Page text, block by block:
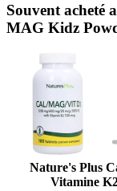
Souvent acheté
MAG Kidz
Nature's Plus
Vitamine